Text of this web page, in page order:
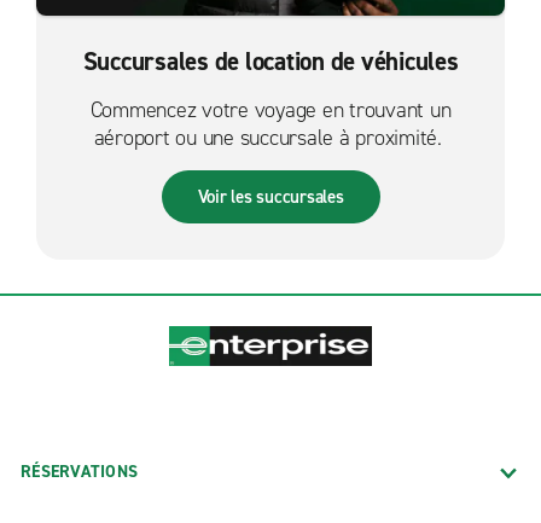
Succursales de location de véhicules
Commencez votre voyage en trouvant un
aéroport ou une succursale à proximité.
Voir les succursales
RÉSERVATIONS